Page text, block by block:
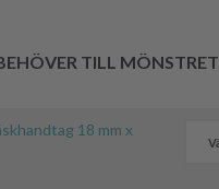
TILL MÖNSTRET
18 mm x